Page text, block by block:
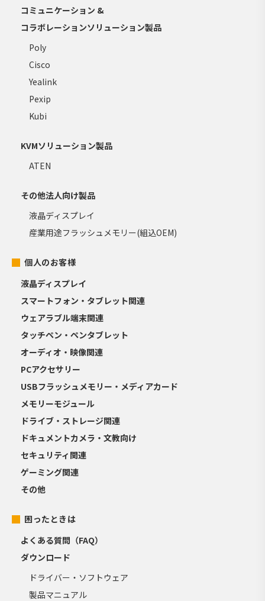
コミュニケーション &
コラボレーションソリューション製品
Poly
Cisco
Yealink
Pexip
Kubi
KVMソリューション製品
ATEN
その他法人向け製品
液晶ディスプレイ
産業用途フラッシュメモリー(組込OEM)
個人のお客様
液晶ディスプレイ
スマートフォン・タブレット関連
ウェアラブル端末関連
タッチペン・ペンタブレット
オーディオ・映像関連
PCアクセサリー
USBフラッシュメモリー・メディアカード
メモリーモジュール
ドライブ・ストレージ関連
ドキュメントカメラ・文教向け
セキュリティ関連
ゲーミング関連
その他
困ったときは
よくある質問（FAQ）
ダウンロード
ドライバー・ソフトウェア
製品マニュアル